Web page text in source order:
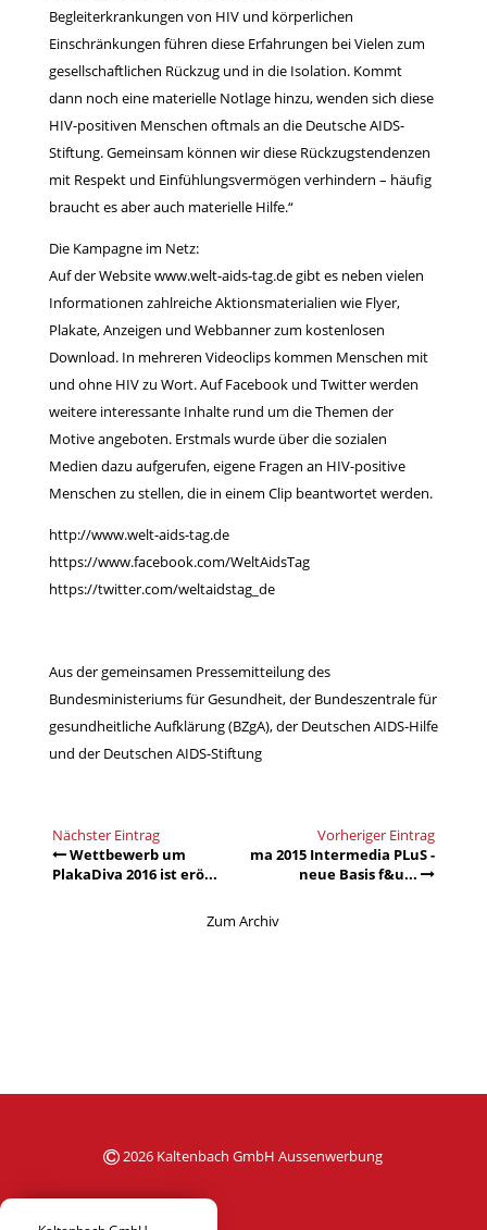
Begleiterkrankungen von HIV und körperlichen
Einschränkungen führen diese Erfahrungen bei Vielen zum
gesellschaftlichen Rückzug und in die Isolation. Kommt
dann noch eine materielle Notlage hinzu, wenden sich diese
HIV-positiven Menschen oftmals an die Deutsche AIDS-
Stiftung. Gemeinsam können wir diese Rückzugstendenzen
mit Respekt und Einfühlungsvermögen verhindern – häufig
braucht es aber auch materielle Hilfe.“
Die Kampagne im Netz:
Auf der Websitewww.welt-aids-tag.degibt es neben vielen
Informationen zahlreiche Aktionsmaterialien wie Flyer,
Plakate, Anzeigen und Webbanner zum kostenlosen
Download. In mehreren Videoclips kommen Menschen mit
und ohne HIV zu Wort. Auf Facebook und Twitter werden
weitere interessante Inhalte rund um die Themen der
Motive angeboten. Erstmals wurde über die sozialen
Medien dazu aufgerufen, eigene Fragen an HIV-positive
Menschen zu stellen, die in einem Clip beantwortet werden.
http://www.welt-aids-tag.de
https://www.facebook.com/WeltAidsTag
https://twitter.com/weltaidstag_de
Aus der gemeinsamen Pressemitteilung des
Bundesministeriums für Gesundheit, der Bundeszentrale für
gesundheitliche Aufklärung (BZgA), der Deutschen AIDS-Hilfe
und der Deutschen AIDS-Stiftung
Nächster Eintrag
Wettbewerb um
PlakaDiva 2016 ist erö...
Vorheriger Eintrag
ma 2015 Intermedia PLuS -
neue Basis f&u...
Zum Archiv
2026 Kaltenbach GmbH Aussenwerbung